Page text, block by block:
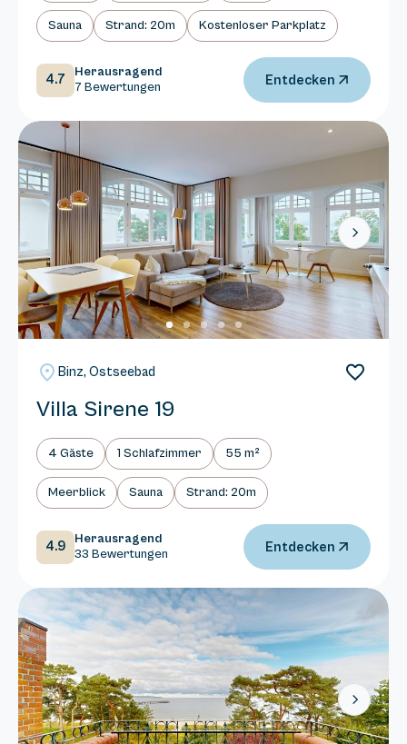
Sauna Strand: 20m Kostenloser Parkplatz
4.7
Herausragend
7 Bewertungen
Entdecken
Next
Binz, Ostseebad
Villa Sirene 19
4 Gäste 1 Schlafzimmer 55 m²
Meerblick Sauna Strand: 20m
4.9
Herausragend
33 Bewertungen
Entdecken
Next